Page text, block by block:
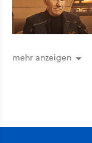
mehr anzeigen